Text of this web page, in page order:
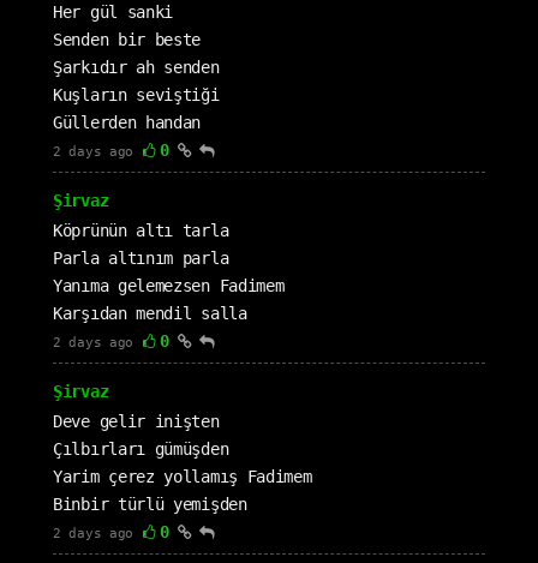
Her gül sanki
Senden bir beste
Şarkıdır ah senden
Kuşların seviştiği
Güllerden handan
2 days ago 0
Şirvaz
Köprünün altı tarla
Parla altınım parla
Yanıma gelemezsen Fadimem
Karşıdan mendil salla
2 days ago 0
Şirvaz
Deve gelir inişten
Çılbırları gümüşden
Yarim çerez yollamış Fadimem
Binbir türlü yemişden
2 days ago 0